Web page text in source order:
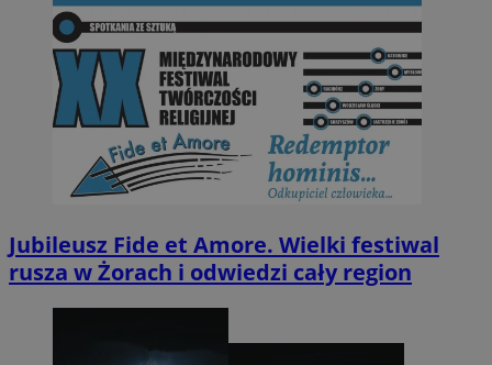
Jubileusz Fide et Amore. Wielki festiwal
rusza w Żorach i odwiedzi cały region